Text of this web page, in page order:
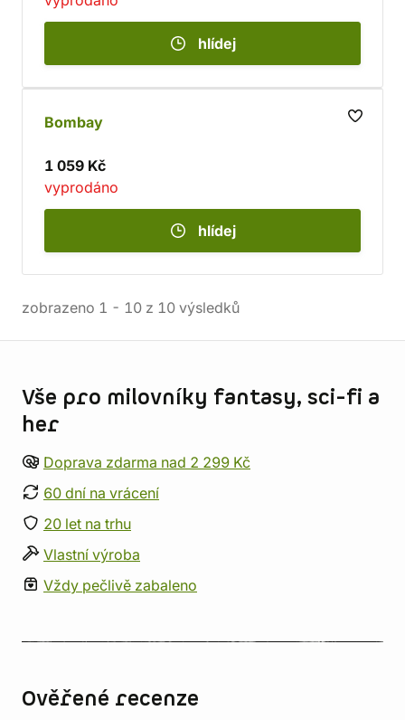
hlídej
Bombay
1 059 Kč
vyprodáno
hlídej
zobrazeno 1 - 10 z 10 výsledků
Vše pro milovníky fantasy, sci-fi a
her
Doprava zdarma nad 2 299 Kč
60 dní na vrácení
20 let na trhu
Vlastní výroba
Vždy pečlivě zabaleno
Ověřené recenze